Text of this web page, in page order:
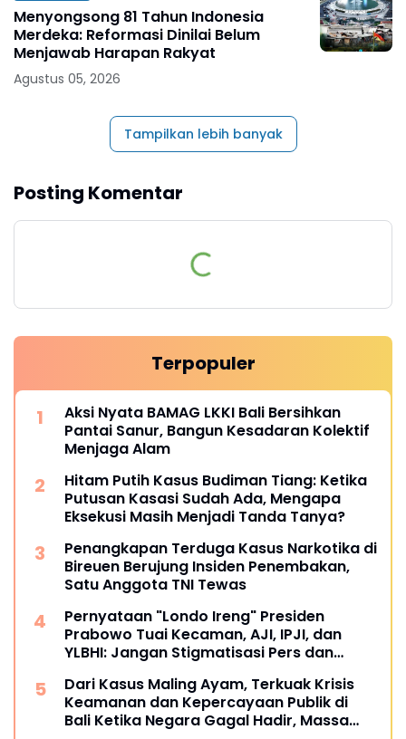
Menyongsong 81 Tahun Indonesia
Merdeka: Reformasi Dinilai Belum
Menjawab Harapan Rakyat
Agustus 05, 2026
Tampilkan lebih banyak
Posting Komentar
Terpopuler
Aksi Nyata BAMAG LKKI Bali Bersihkan
Pantai Sanur, Bangun Kesadaran Kolektif
Menjaga Alam
Hitam Putih Kasus Budiman Tiang: Ketika
Putusan Kasasi Sudah Ada, Mengapa
Eksekusi Masih Menjadi Tanda Tanya?
Penangkapan Terduga Kasus Narkotika di
Bireuen Berujung Insiden Penembakan,
Satu Anggota TNI Tewas
Pernyataan "Londo Ireng" Presiden
Prabowo Tuai Kecaman, AJI, IPJI, dan
YLBHI: Jangan Stigmatisasi Pers dan
Dari Kasus Maling Ayam, Terkuak Krisis
Keamanan dan Kepercayaan Publik di
Bali Ketika Negara Gagal Hadir, Massa